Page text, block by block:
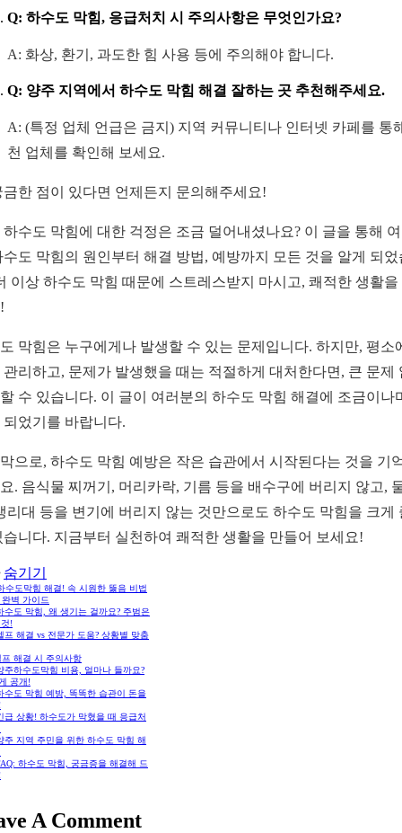
Q: 하수도 막힘, 응급처치 시 주의사항은 무엇인가요?
A: 화상, 환기, 과도한 힘 사용 등에 주의해야 합니다.
Q: 양주 지역에서 하수도 막힘 해결 잘하는 곳 추천해주세요.
A: (특정 업체 언급은 금지) 지역 커뮤니티나 인터넷 카페를 통
천 업체를 확인해 보세요.
금한 점이 있다면 언제든지 문의해주세요!
하수도 막힘에 대한 걱정은 조금 덜어내셨나요? 이 글을 통해
수도 막힘의 원인부터 해결 방법, 예방까지 모든 것을 알게 되었
이상 하수도 막힘 때문에 스트레스받지 마시고, 쾌적한 생활을
막힘은 누구에게나 발생할 수 있는 문제입니다. 하지만, 평소
관리하고, 문제가 발생했을 때는 적절하게 대처한다면, 큰 문제
수 있습니다. 이 글이 여러분의 하수도 막힘 해결에 조금이나
되었기를 바랍니다.
으로, 하수도 막힘 예방은 작은 습관에서 시작된다는 것을 기
. 음식물 찌꺼기, 머리카락, 기름 등을 배수구에 버리지 않고,
리대 등을 변기에 버리지 않는 것만으로도 하수도 막힘을 크게
습니다. 지금부터 실천하여 쾌적한 생활을 만들어 보세요!
숨기기
수도막힘 해결! 속 시원한 뚫음 비법
벽 가이드
수도 막힘, 왜 생기는 걸까요? 주범은
!
프 해결 vs 전문가 도움? 상황별 맞춤
프 해결 시 주의사항
주하수도막힘 비용, 얼마나 들까요?
공개!
수도 막힘 예방, 똑똑한 습관이 돈을
급 상황! 하수도가 막혔을 때 응급처
주 지역 주민을 위한 하수도 막힘 해
하수도 막힘, 궁금증을 해결해 드
A Comment